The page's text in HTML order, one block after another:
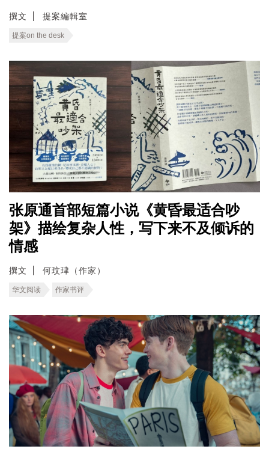
撰文 提案編輯室
提案on the desk
张原通首部短篇小说《黄昏最适合吵
架》描绘复杂人性，写下来不及倾诉的
情感
撰文 何玟珒（作家）
华文阅读 作家书评